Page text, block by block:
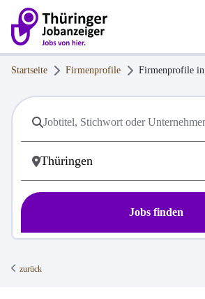
Startseite Firmenprofile Firmenprofile in
Jobs finden
zurück